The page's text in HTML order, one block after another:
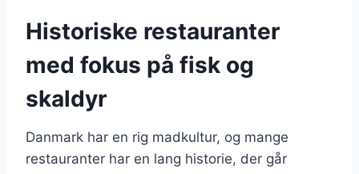
Historiske restauranter
med fokus på fisk og
skaldyr
Danmark har en rig madkultur, og mange
restauranter har en lang historie, der går